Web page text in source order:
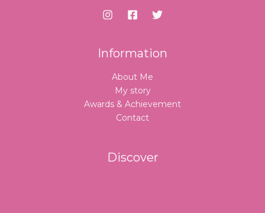
Information
About Me
My story
Awards & Achievement
Contact
Discover